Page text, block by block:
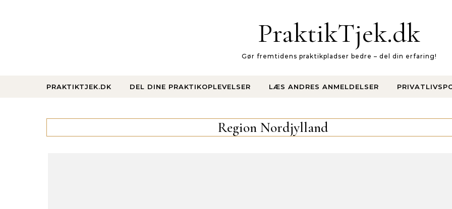
PraktikTjek.dk
Gør fremtidens praktikpladser bedre – del din erfaring!
PRAKTIKTJEK.DK DEL DINE PRAKTIKOPLEVELSER LÆS ANDRES ANMELDELSER
Region Nordjylland